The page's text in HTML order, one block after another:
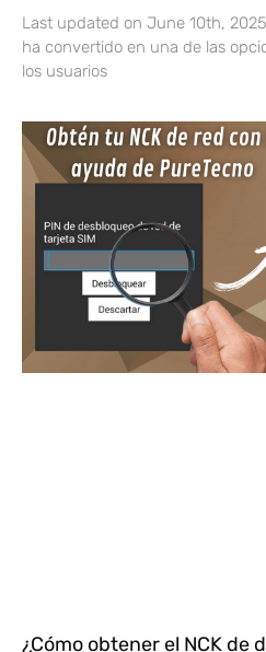
Last updated on June 10th,
ha convertido en una de las
los usuarios
¿Cómo obtener el NCK de